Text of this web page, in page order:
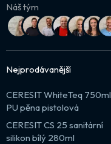
Náš tým
Nejprodávanější
CERESIT WhiteTeq 750ml
PU pěna pistolová
CERESIT CS 25 sanitární
silikon bílý 280ml